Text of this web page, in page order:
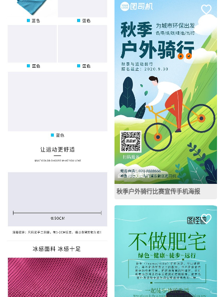
修改图片
秋季户外骑行比赛宣传手机海报